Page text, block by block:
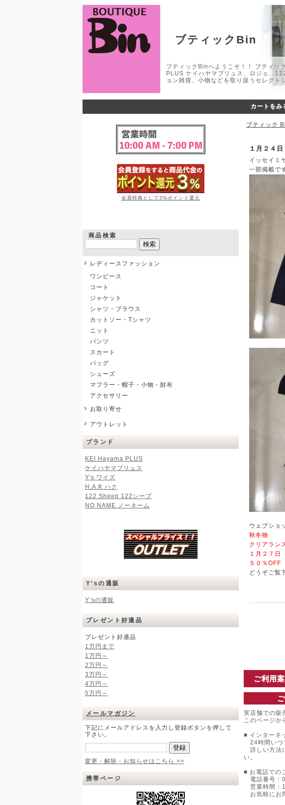
ブティックBin
ブティックBinへようこそ！！ ブティ
PLUS ケイハヤマプリュス、ロジェ、
ョン雑貨、小物などを取り扱うセレク
カートをみ
会員特典として3%ポイント還元
商品検索
レディースファッション
ワンピース
コート
ジャケット
シャツ・ブラウス
カットソー・Tシャツ
ニット
パンツ
スカート
バッグ
シューズ
マフラー・帽子・小物・財布
アクセサリー
お取り寄せ
アウトレット
ブランド
KEI Hayama PLUS
ケイハヤマプリュス
Y's ワイズ
H.A.K ハク
122 Sheep 122シープ
NO NAME ノーネーム
Y’sの通販
Y’sの通販
プレゼント好適品
プレゼント好適品
1万円まで
1万円～
2万円～
3万円～
4万円～
5万円～
メールマガジン
下記にメールアドレスを入力し登録ボタンを押して
下さい。
変更・解除・お知らせはこちら >>
携帯ページ
ブティック
１月２４日
イッセイミ
一部掲載で
ウェブショ
秋冬物
クリアラン
１月２７日
５０％OFF
どうぞご覧
ご利用
実店舗での販
このページか
■ インターネ
24時間いつ
詳しい方法
い。
■ お電話での
電話番号：
営業時間：
お気軽にお